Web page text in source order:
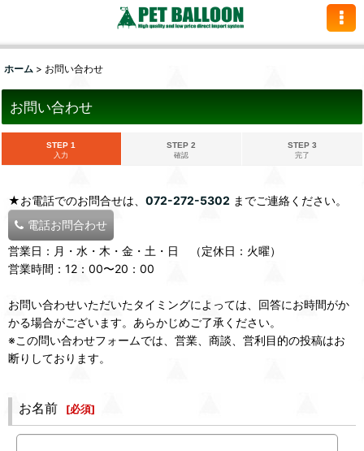
ホーム > お問い合わせ
お問い合わせ
STEP 1
入力
STEP 2
確認
STEP 3
完了
★お電話でのお問合せは、 072-272-5302 までご連絡ください。
電話お問合わせ
営業日：月・水・木・金・土・日 （定休日：火曜）
営業時間：12：00〜20：00
お問い合わせいただいたタイミングによっては、回答にお時間がか
かる場合がございます。あらかじめご了承ください。
※この問い合わせフォームでは、営業、商談、営利目的の投稿はお
断りしております。
お名前 [必須]